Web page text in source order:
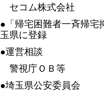
セコム株式会社
●「帰宅困難者一斉帰宅
玉県に登録
●運営相談
警視庁ＯＢ等
●埼玉県公安委員会